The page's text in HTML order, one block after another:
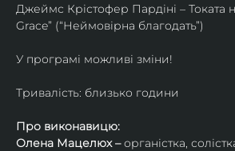
Джеймс Крістофер Пардіні – Токата
Grace” (“Неймовірна благодать”)
У програмі можливі зміни!
Тривалість: близько години
Про виконавицю:
Олена Мацелюх – органістка,